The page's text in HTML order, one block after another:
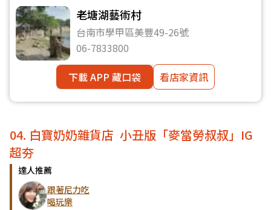
老塘湖藝術村
台南市學甲區美豐49-26號
06-7833800
下載 APP 藏口袋
看店家資訊
04. 白寶奶奶雜貨店 小丑版「麥當勞叔叔」IG
超夯
達人推薦
跟著尼力吃
喝玩樂